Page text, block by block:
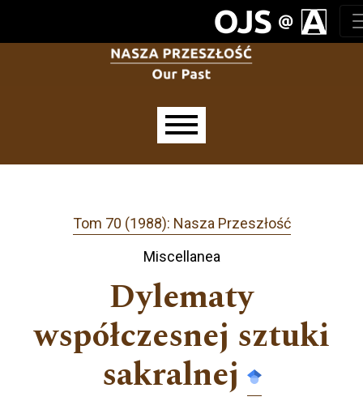
Tom 70 (1988): Nasza Przeszłość
Miscellanea
Dylematy
współczesnej sztuki
sakralnej